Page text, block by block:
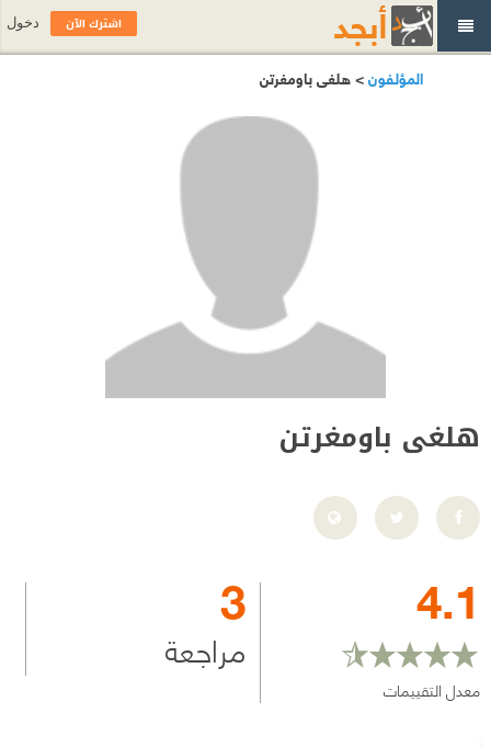
المؤلفون> هلغى باومغرتن
هلغى باومغرتن
4.1
معدل التقييمات
3
مراجعة
اشترك الآن دخول